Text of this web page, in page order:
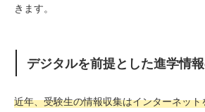
きます。
デジタルを前提とした進学情
近年、受験生の情報収集はインターネッ